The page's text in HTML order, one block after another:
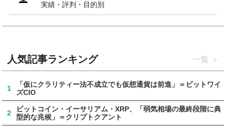
実績・評判・目的別
人気記事ランキング 一覧
1
「仮にクラリティー法不成立でも仮想通貨は前進」＝ビットワイ
ズCIO
2
ビットコイン・イーサリアム・XRP、「弱気相場の最終段階に典
型的な兆候」＝クリプトクアント